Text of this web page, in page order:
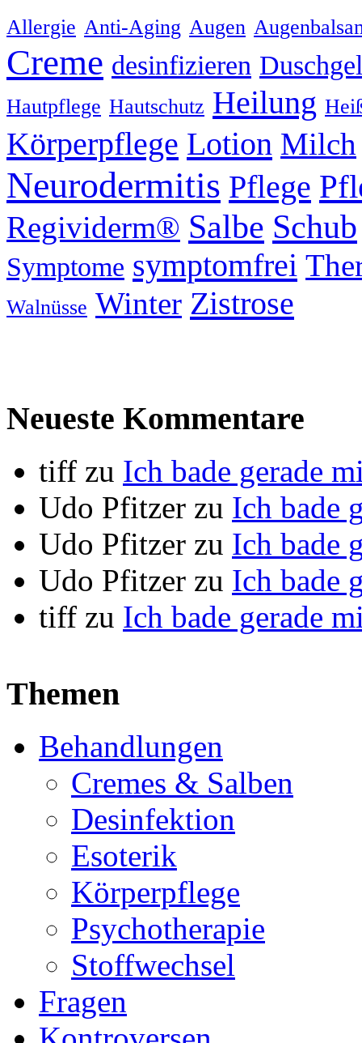
Allergie Anti-Aging Augen
Creme desinfizieren Duschgel
Hautpflege Hautschutz Heilung
Körperpflege Lotion Milch
Neurodermitis Pflege
Regividerm® Salbe Schub
Symptome symptomfrei
Walnüsse Winter Zistrose
Neueste Kommentare
tiff zu Ich bade gerade
Udo Pfitzer zu Ich bade
Udo Pfitzer zu Ich bade
Udo Pfitzer zu Ich bade
tiff zu Ich bade gerade
Themen
Behandlungen
Cremes & Salben
Desinfektion
Esoterik
Körperpflege
Psychotherapie
Stoffwechsel
Fragen